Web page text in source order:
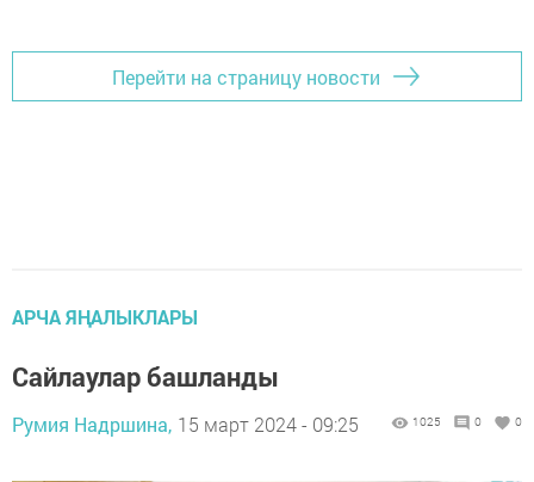
Перейти на страницу новости
АРЧА ЯҢАЛЫКЛАРЫ
Сайлаулар башланды
Румия Надршина, 15 март 2024 - 09:25 1025 0 0